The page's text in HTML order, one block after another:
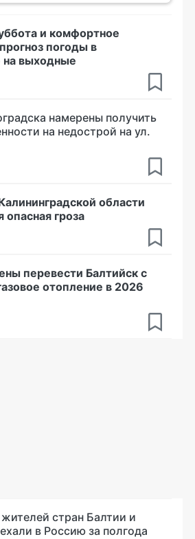
и комфортное
погоды в
на выходные
намерены получить
на недострой на ул.
области
гроза
перевести Балтийск с
отопление в 2026
стран Балтии и
в Россию за полгода